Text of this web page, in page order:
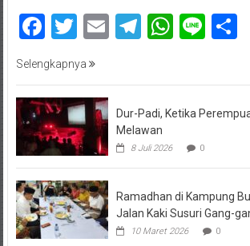
Facebook
Twitter
EmailTelegram
Line
Selengkapnya
Dur-Padi, Ketika
Melawan
8 Juli 2026 0
Ramadhan di Kampung
Jalan Kaki Susuri Gang-
10 Maret 2026 0